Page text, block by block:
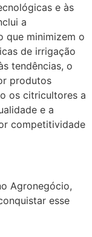
e às
a
que minimizem o
de irrigação
tendências, o
produtos
os citricultores a
e a
competitividade
Agronegócio,
esse